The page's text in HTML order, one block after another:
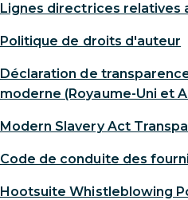
Lignes directrices relatives
Politique de droits d'auteur
Déclaration de
moderne (Royaume-Uni et
Modern Slavery Act
Code de conduite des
Hootsuite Whistleblowing